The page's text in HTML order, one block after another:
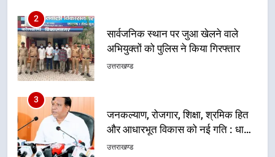
3
जनकल्याण, रोजगार, शिक्षा, श्रमिक हित
और आधारभूत विकास को नई गति : धामी
4
एमडीडीए का अवैध प्लाटिंग और निर्माण पर
बड़ा एक्शन, दो स्थानों पर ध्वस्तीकरण,